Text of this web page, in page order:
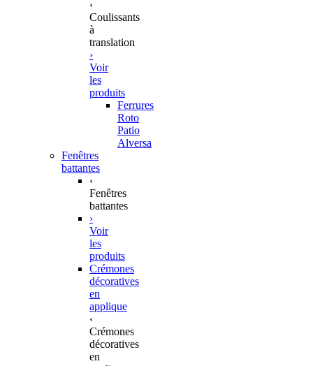
‹
Coulissants
à
translation
›
Voir
les
produits
Ferrures
Roto
Patio
Alversa
Fenêtres
battantes
‹
Fenêtres
battantes
›
Voir
les
produits
Crémones
décoratives
en
applique
‹
Crémones
décoratives
en